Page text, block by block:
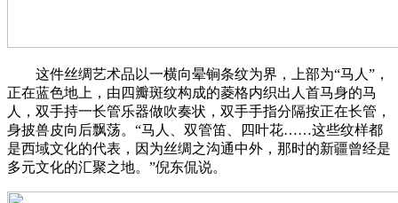
这件丝绸艺术品以一横向晕锏条纹为界，上部为“马人”，
正在蓝色地上，由四瓣斑纹构成的菱格内织出人首马身的马
人，双手持一长管乐器做吹奏状，双手手指分隔按正在长管，
身披兽皮向后飘荡。“马人、双管笛、四叶花……这些纹样都
是西域文化的代表，因为丝绸之沟通中外，那时的新疆曾经是
多元文化的汇聚之地。”倪东侃说。